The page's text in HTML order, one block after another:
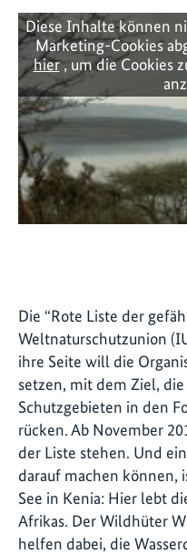
Diese Inhalte können
Marketing-Cookies
hier, um die Cookies
Die “Rote Liste der
Weltnaturschutzunion
ihre Seite will die
setzen, mit dem Ziel,
Schutzgebieten in den
rücken. Ab November
der Liste stehen. Und
darauf machen können,
See in Kenia: Hier lebt
Afrikas. Der Wildhüter
helfen dabei, die